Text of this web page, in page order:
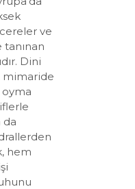
ve
Dini
mimaride
da
hem